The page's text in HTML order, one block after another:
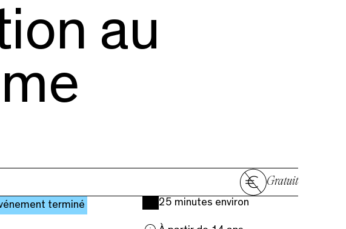
au
Gratuit
terminé 25 minutes environ